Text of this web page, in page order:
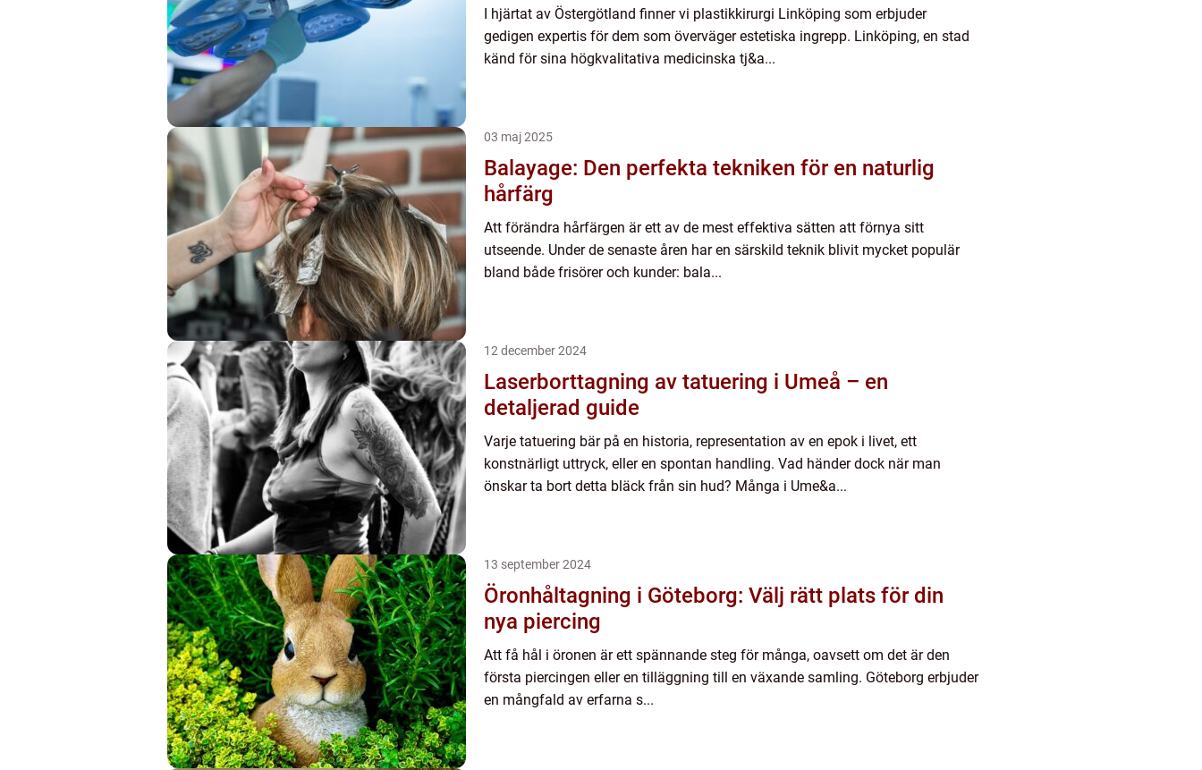
I hjärtat av Östergötland finner vi plastikkirurgi Linköping som erbjuder
gedigen expertis för dem som överväger estetiska ingrepp. Linköping, en stad
känd för sina högkvalitativa medicinska tj&a...
03 maj 2025
Balayage: Den perfekta tekniken för en naturlig
hårfärg
Att förändra hårfärgen är ett av de mest effektiva sätten att förnya sitt
utseende. Under de senaste åren har en särskild teknik blivit mycket populär
bland både frisörer och kunder: bala...
12 december 2024
Laserborttagning av tatuering i Umeå – en
detaljerad guide
Varje tatuering bär på en historia, representation av en epok i livet, ett
konstnärligt uttryck, eller en spontan handling. Vad händer dock när man
önskar ta bort detta bläck från sin hud? Många i Ume&a...
13 september 2024
Öronhåltagning i Göteborg: Välj rätt plats för din
nya piercing
Att få hål i öronen är ett spännande steg för många, oavsett om det är den
första piercingen eller en tilläggning till en växande samling. Göteborg erbjuder
en mångfald av erfarna s...